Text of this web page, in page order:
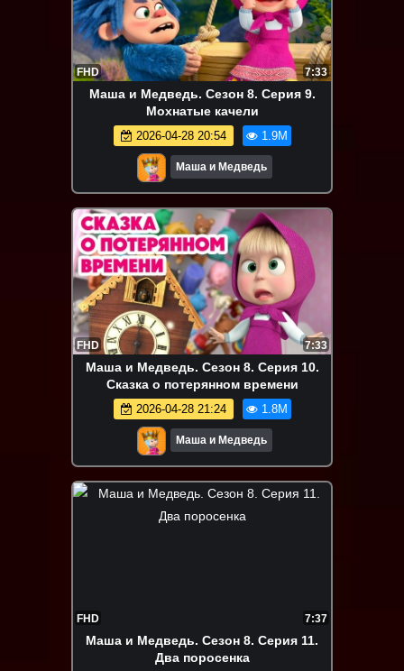
FHD 7:33
Маша и Медведь. Сезон 8. Серия 9.
Мохнатые качели
2026-04-28 20:54 1.9M
Маша и Медведь
FHD 7:33
Маша и Медведь. Сезон 8. Серия 10.
Сказка о потерянном времени
2026-04-28 21:24 1.8M
Маша и Медведь
FHD 7:37
Маша и Медведь. Сезон 8. Серия 11.
Два поросенка